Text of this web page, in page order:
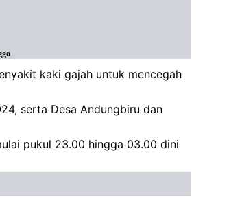
kaki gajah untuk mencegah
serta Desa Andungbiru dan
pukul 23.00 hingga 03.00 dini